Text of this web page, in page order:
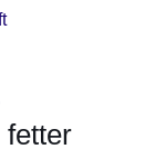
fetter